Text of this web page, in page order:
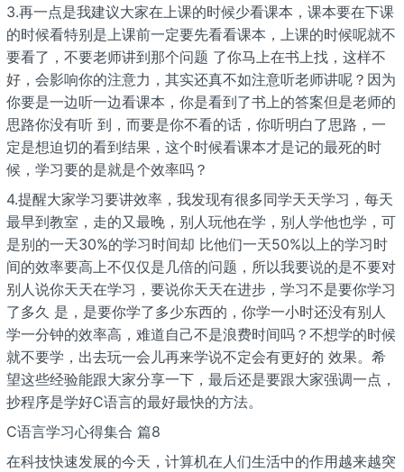
3.再一点是我建议大家在上课的时候少看课本，课本要在下课
的时候看特别是上课前一定要先看看课本，上课的时候呢就不
要看了，不要老师讲到那个问题 了你马上在书上找，这样不
好，会影响你的注意力，其实还真不如注意听老师讲呢？因为
你要是一边听一边看课本，你是看到了书上的答案但是老师的
思路你没有听 到，而要是你不看的话，你听明白了思路，一
定是想迫切的看到结果，这个时候看课本才是记的最死的时
候，学习要的是就是个效率吗？
4.提醒大家学习要讲效率，我发现有很多同学天天学习，每天
最早到教室，走的又最晚，别人玩他在学，别人学他也学，可
是别的一天30%的学习时间却 比他们一天50%以上的学习时
间的效率要高上不仅仅是几倍的问题，所以我要说的是不要对
别人说你天天在学习，要说你天天在进步，学习不是要你学习
了多久 是，是要你学了多少东西的，你学一小时还没有别人
学一分钟的效率高，难道自己不是浪费时间吗？不想学的时候
就不要学，出去玩一会儿再来学说不定会有更好的 效果。希
望这些经验能跟大家分享一下，最后还是要跟大家强调一点，
抄程序是学好C语言的最好最快的方法。
C语言学习心得集合 篇8
在科技快速发展的今天，计算机在人们生活中的作用越来越突